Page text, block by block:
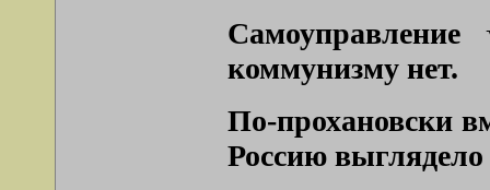
коммунизму нет.
По-прохановски
Россию